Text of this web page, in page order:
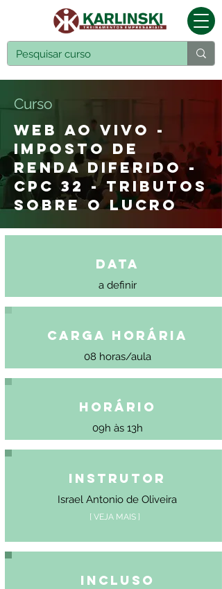
Curso
WEB AO VIVO -
IMPOSTO DE
RENDA DIFERIDO -
CPC 32 - TRIBUTOS
SOBRE O LUCRO
Data
a definir
Carga Horária
08 horas/aula
Horário
09h às 13h
Instrutor
Israel Antonio de Oliveira
[ VEJA MAIS ]
Incluso